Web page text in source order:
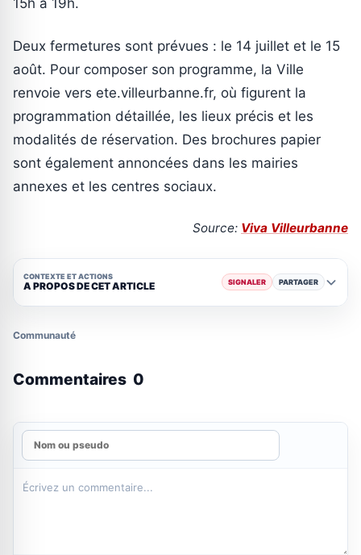
Deux fermetures sont prévues : le 14 juillet et le 15
août. Pour composer son programme, la Ville
renvoie vers ete.villeurbanne.fr, où figurent la
programmation détaillée, les lieux précis et les
modalités de réservation. Des brochures papier
sont également annoncées dans les mairies
annexes et les centres sociaux.
Source: Viva Villeurbanne
CONTEXTE ET ACTIONS
A PROPOS DE CET ARTICLE SIGNALER PARTAGER
Communauté
Commentaires 0